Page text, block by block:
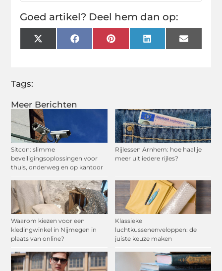
Meer Berichten
Sitcon: slimme
beveiligingsoplossingen voor
thuis, onderweg en op kantoor
Rijlessen Arnhem: hoe haal je
meer uit iedere rijles?
Waarom kiezen voor een
kledingwinkel in Nijmegen in
plaats van online?
Klassieke
luchtkussenenveloppen: de
juiste keuze maken
Goed artikel? Deel hem dan op:
X
(Twitter)
FacebookPinterestLinkedInEmail
Tags: